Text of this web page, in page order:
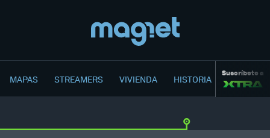
MAPAS STREAMERS VIVIENDA HISTORIA Suscríbete a